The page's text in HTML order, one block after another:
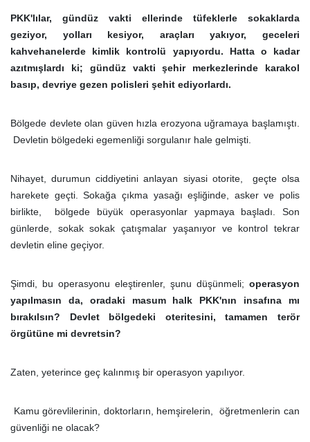
PKK'lılar, gündüz vakti ellerinde tüfeklerle sokaklarda
geziyor, yolları kesiyor, araçları yakıyor, geceleri
kahvehanelerde kimlik kontrolü yapıyordu. Hatta o kadar
azıtmışlardı ki; gündüz vakti şehir merkezlerinde karakol
basıp, devriye gezen polisleri şehit ediyorlardı.
Bölgede devlete olan güven hızla erozyona uğramaya başlamıştı.
Devletin bölgedeki egemenliği sorgulanır hale gelmişti.
Nihayet, durumun ciddiyetini anlayan siyasi otorite, geçte olsa
harekete geçti. Sokağa çıkma yasağı eşliğinde, asker ve polis
birlikte, bölgede büyük operasyonlar yapmaya başladı. Son
günlerde, sokak sokak çatışmalar yaşanıyor ve kontrol tekrar
devletin eline geçiyor.
Şimdi, bu operasyonu eleştirenler, şunu düşünmeli; operasyon
yapılmasın da, oradaki masum halk PKK'nın insafına mı
bırakılsın? Devlet bölgedeki oteritesini, tamamen terör
örgütüne mi devretsin?
Zaten, yeterince geç kalınmış bir operasyon yapılıyor.
Kamu görevlilerinin, doktorların, hemşirelerin, öğretmenlerin can
güvenliği ne olacak?